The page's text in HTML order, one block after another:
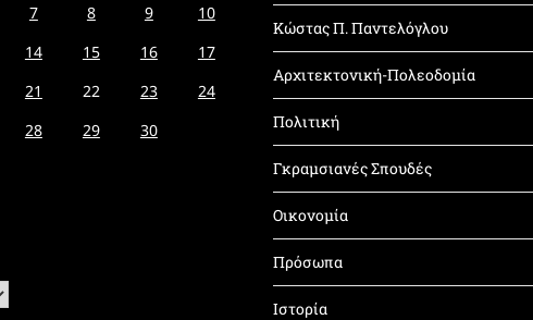
7 8 9
10
14 15 16
17
21 22 23
24
28 29
30
Κώστας Π. Παντελόγλου
Αρχιτεκτονική-Πολεοδομία
Πολιτική
Γκραμσιανές Σπουδές
Οικονομία
Πρόσωπα
Ιστορία